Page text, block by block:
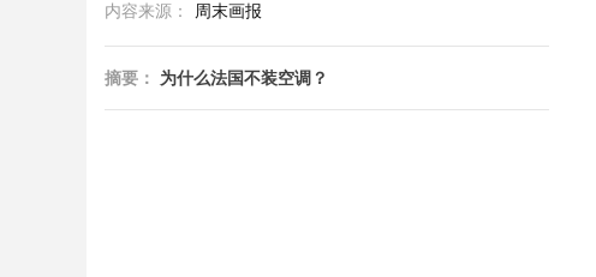
内容来源：
周末画报
摘要： 为什么法国不装空调？